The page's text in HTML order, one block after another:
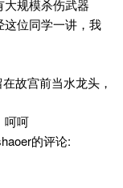
规模杀伤武器
这位同学一讲，我
故宫前当水龙头，
呵呵
的评论: